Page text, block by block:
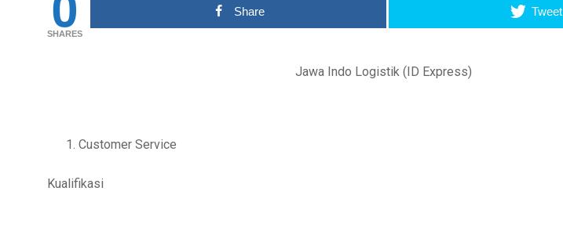
SHARES
Share Tweet
Jawa Indo Logistik (ID Express)
Customer Service
Kualifikasi